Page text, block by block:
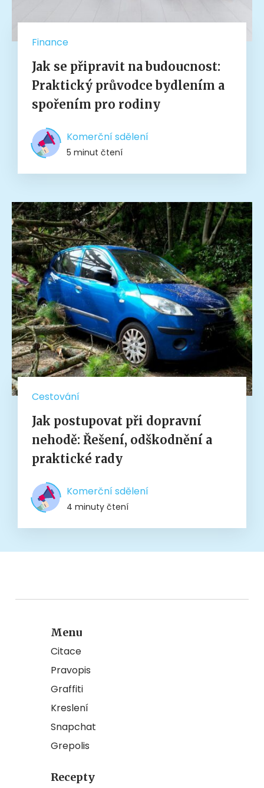
Finance
Jak se připravit na budoucnost:
Praktický průvodce bydlením a
spořením pro rodiny
Komerční sdělení
5 minut čtení
Cestování
Jak postupovat při dopravní
nehodě: Řešení, odškodnění a
praktické rady
Komerční sdělení
4 minuty čtení
Menu
Citace
Pravopis
Graffiti
Kreslení
Snapchat
Grepolis
Recepty